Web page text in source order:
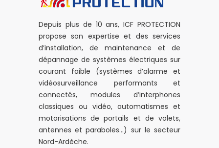
Depuis plus de 10 ans, ICF PROTECTION
propose son expertise et des services
d’installation, de maintenance et de
dépannage de systèmes électriques sur
courant faible (systèmes d’alarme et
vidéosurveillance performants et
connectés, modules d’interphones
classiques ou vidéo, automatismes et
motorisations de portails et de volets,
antennes et paraboles…) sur le secteur
Nord-Ardèche.